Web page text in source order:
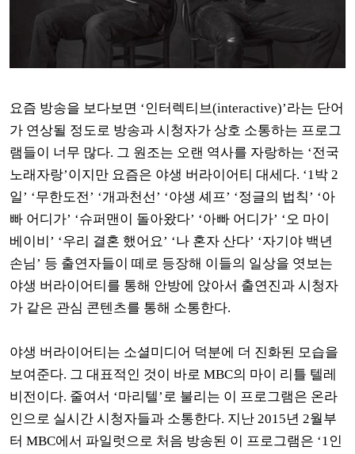
요즘 방송을 보다보면 ‘인터렉티브(interactive)’라는 단어
가 연상될 정도로 방송과 시청자가 상호 소통하는 프로그
램들이 너무 많다. 그 원조는 오랜 역사를 자랑하는 ‘전국
노래자랑’이지만 요즘은 야생 버라이어티 대세다. ‘1박 2
일’ ‘무한도전’ ‘개과천선’ ‘야생 셰프’ ‘정글의 법칙’ ‘아
빠 어디가’ ‘슈퍼맨이 돌아왔다’ ‘아빠 어디가’ ‘오 마이
베이비 ’ ‘우리 결혼 했어요’ ‘나 혼자 산다’ ‘자기야 백년
손님’ 등 출연자들이 떼로 등장해 이들의 일상을 엿보는
야생 버라이어티를 통해 안방에 앉아서 출연진과 시청자
가 같은 관심 콘텐츠를 통해 소통한다.
야생 버라이어티는 소셜미디어 덕분에 더 진화된 모습을
보여준다. 그 대표적인 것이 바로 MBC의 마이 리틀 텔레
비전이다. 줄여서 ‘마리텔’로 불리는 이 프로그램은 온라
인으로 실시간 시청자들과 소통한다. 지난 2015년 2월부
터 MBC에서 파일럿으로 처음 방송된 이 프로그램은 ‘1인